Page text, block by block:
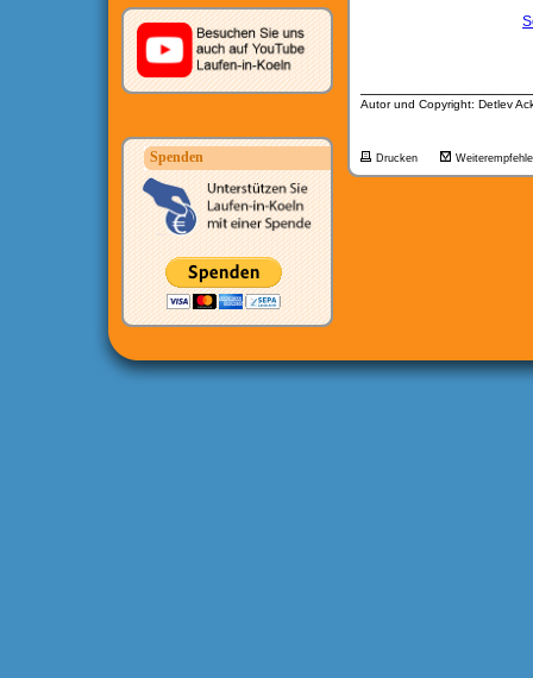
Spenden
Autor und Copyright: Detlev
Drucken